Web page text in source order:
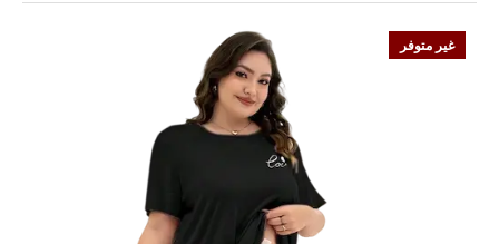
غير متوفر